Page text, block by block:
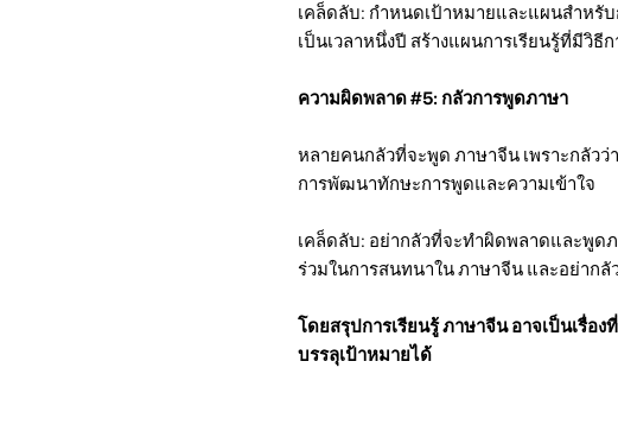
เคล็ดลับ: กำหนดเป้าหมายและแผนสำหรั
เป็นเวลาหนึ่งปี สร้างแผนการเรียนรู้ที่มีวิ
ความผิดพลาด #5: กลัวการพูดภาษา
หลายคนกลัวที่จะพูด ภาษาจีน เพราะกลัวว่
การพัฒนาทักษะการพูดและความเข้าใจ
เคล็ดลับ: อย่ากลัวที่จะทำผิดพลาดและพูด
ร่วมในการสนทนาใน ภาษาจีน และอย่ากลั
โดยสรุปการเรียนรู้ ภาษาจีน อาจเป็นเรื่
บรรลุเป้าหมายได้